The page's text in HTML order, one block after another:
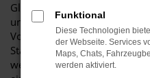
Glückwunsch: der Škoda
und ist ganz sicher das
Vorteil dieses Modells
Stadtverkehr als auch
werden. Hinzu kommt eine
Funktional
Diese Technologien
der Webseite. Services
Maps, Chats,
werden aktiviert.